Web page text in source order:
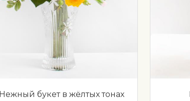
Нежный букет в жёлтых тонах